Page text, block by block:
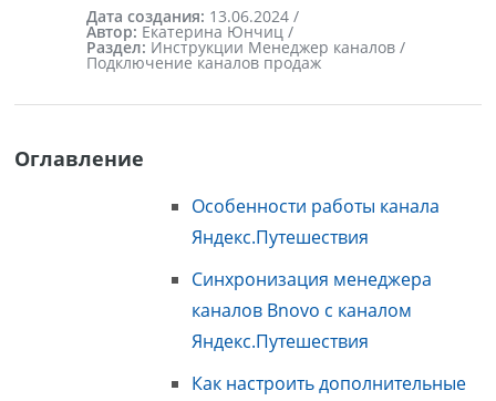
Дата создания: 13.06.2024 /
Автор: Екатерина Юнчиц /
Раздел: Инструкции Менеджер каналов /
Подключение каналов продаж
Оглавление
Особенности работы канала
Яндекс.Путешествия
Синхронизация менеджера
каналов Bnovo с каналом
Яндекс.Путешествия
Как настроить дополнительные